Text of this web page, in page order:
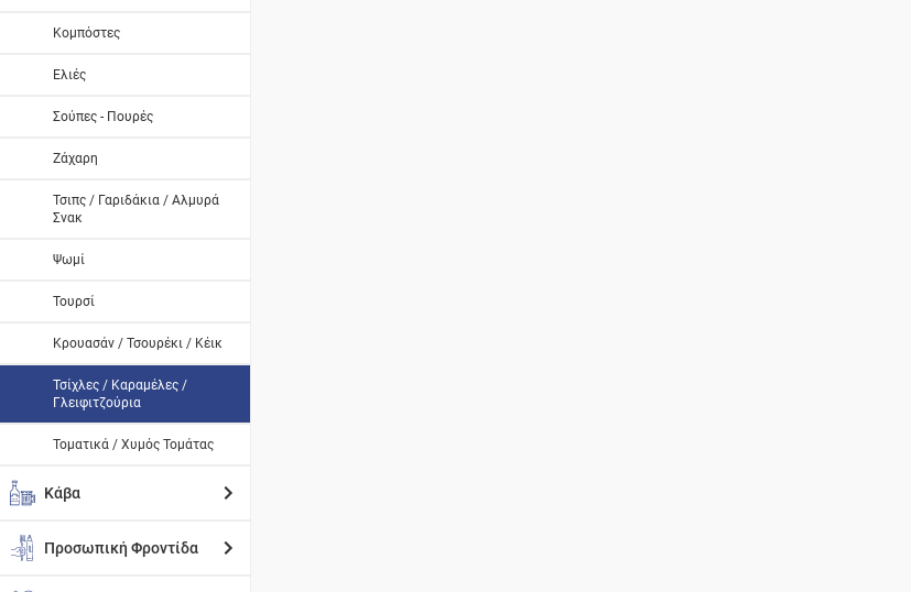
Κομπόστες
Ελιές
Σούπες - Πουρές
Ζάχαρη
Τσιπς / Γαριδάκια / Αλμυρά
Σνακ
Ψωμί
Τουρσί
Κρουασάν / Τσουρέκι / Κέικ
Τσίχλες / Καραμέλες /
Γλειφιτζούρια
Τοματικά / Χυμός Τομάτας
Κάβα
Προσωπική Φροντίδα